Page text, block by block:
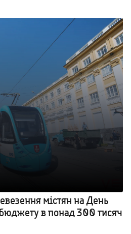
містян на День
в понад 300 тисяч